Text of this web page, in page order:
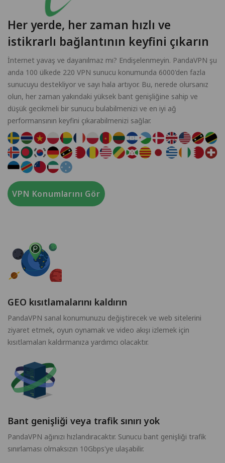
Her yerde, her zaman hızlı ve
istikrarlı bağlantının keyfini çıkarın
İnternet yavaş ve dayanılmaz mı? Endişelenmeyin. PandaVPN şu
anda 100 ülkede 220 VPN sunucu konumunda 6000'den fazla
sunucuyu destekliyor ve sayı hala artıyor. Bu, nerede olursanız
olun, her zaman yakındaki yüksek bant genişliğine sahip ve
düşük gecikmeli bir sunucu bulabilmenizi ve en iyi ağ
performansının keyfini çıkarabilmenizi sağlar.
VPN Konumlarını Gör
GEO kısıtlamalarını kaldırın
PandaVPN sanal konumunuzu değiştirecek ve web sitelerini
ziyaret etmek, oyun oynamak ve video akışı izlemek için
kısıtlamaları kaldırmanıza yardımcı olacaktır.
Bant genişliği veya trafik sınırı yok
PandaVPN ağınızı hızlandıracaktır. Sunucu bant genişliği trafik
sınırlaması olmaksızın 10Gbps'ye ulaşabilir.